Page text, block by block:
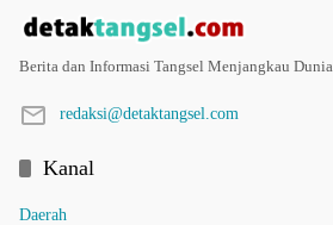
Berita dan Informasi Tangsel Menjangkau Dunia
redaksi@detaktangsel.com
Kanal
Daerah